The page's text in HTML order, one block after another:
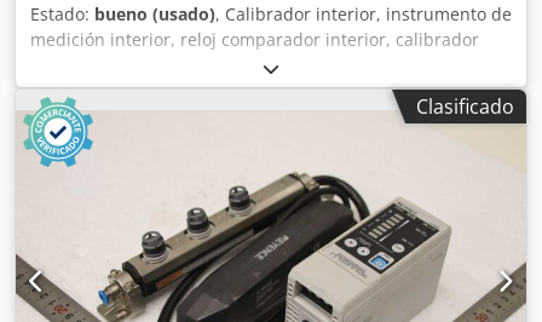
Estado: bueno (usado), Calibrador interior, instrumento de
medición interior, reloj comparador interior, calibrador
interior de precisión, tornillos de medición interior, tornillo
micrométrico, diámetro interior, calibrador interior de
precisión, galga de cilindros. -Rango de medición: 35-50
mm -Rango de medición: 50-70 mm -Rango de medición:
70-100 mm -Rango de medición: 100-145 mm -Una vuelta
del tambor equivale a: 0,5 mm -Con dispositivo de bloqueo
Chjdpfx Alob A Sx Ssxsa -Incluye estuche -Peso: 0,8 kg
Clasificado